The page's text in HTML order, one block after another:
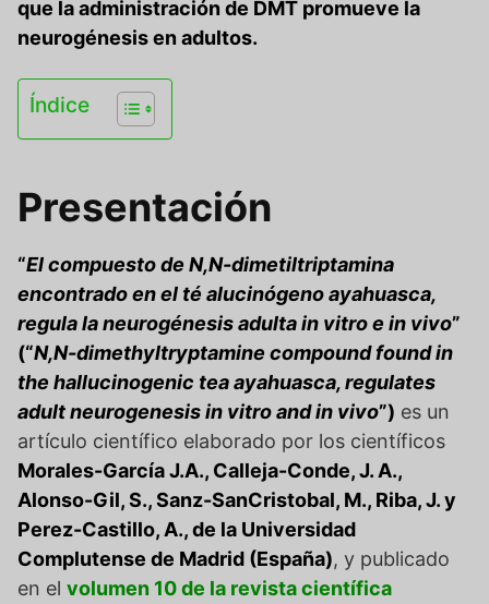
que la administración de DMT promueve la
neurogénesis en adultos.
Índice
Presentación
“El compuesto de N,N-dimetiltriptamina
encontrado en el té alucinógeno ayahuasca,
regula la neurogénesis adulta in vitro e in vivo”
(“N,N-dimethyltryptamine compound found in
the hallucinogenic tea ayahuasca, regulates
adult neurogenesis in vitro and in vivo”) es un
artículo científico elaborado por los científicos
Morales-García J.A., Calleja-Conde, J. A.,
Alonso-Gil, S., Sanz-SanCristobal, M., Riba, J. y
Perez-Castillo, A., de la Universidad
Complutense de Madrid (España), y publicado
en el volumen 10 de la revista científica